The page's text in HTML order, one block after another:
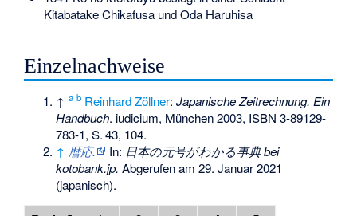
Kitabatake Chikafusa undOda Haruhisa
Einzelnachweise
↑a b Reinhard Zöllner:Japanische Zeitrechnung. Ein
Handbuch. iudicium, München 2003, ISBN 3-89129-
783-1,S. 43, 104.
↑ 暦応. In: 日本の元号がわかる事典bei
kotobank.jp. Abgerufen am 29. Januar 2021
(japanisch).